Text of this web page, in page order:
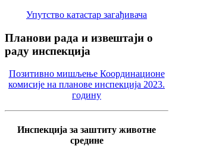
Упутство катастар загађивача
Планови рада и извештаји о
раду инспекција
Позитивно мишљење Координационе
комисије на планове инспекција 2023.
годину
Инспекција за заштиту животне
средине